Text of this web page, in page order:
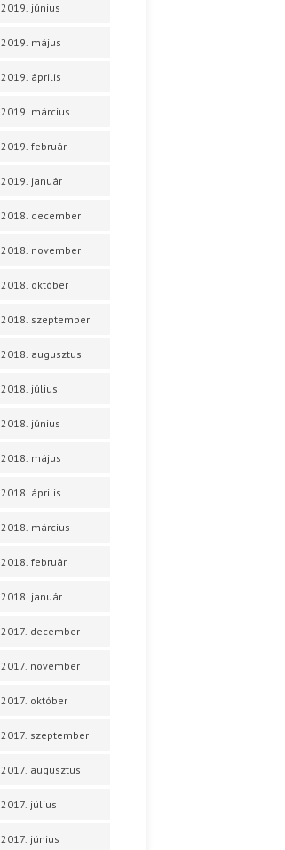
2019. június
2019. május
2019. április
2019. március
2019. február
2019. január
2018. december
2018. november
2018. október
2018. szeptember
2018. augusztus
2018. július
2018. június
2018. május
2018. április
2018. március
2018. február
2018. január
2017. december
2017. november
2017. október
2017. szeptember
2017. augusztus
2017. július
2017. június